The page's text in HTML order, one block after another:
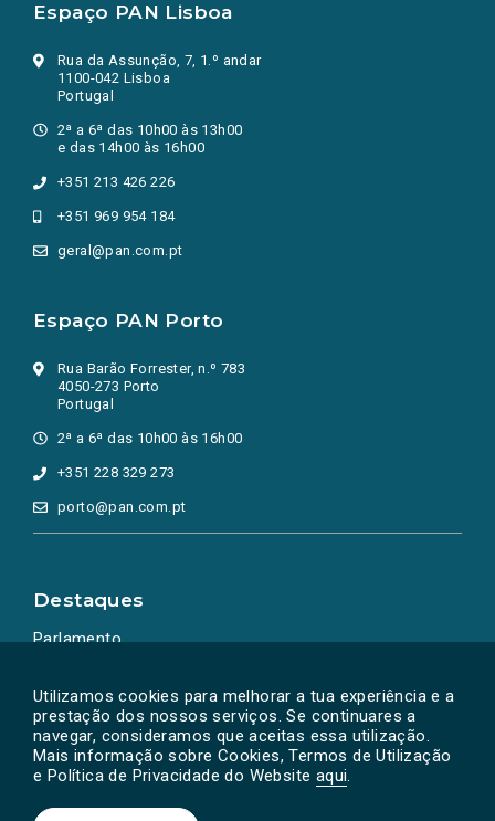
Utilizamos cookies para melhorar a tua experiência e a
prestação dos nossos serviços. Se continuares a
navegar, consideramos que aceitas essa utilização.
Mais informação sobre Cookies, Termos de Utilização
e Política de Privacidade do Website aqui.
Espaço PAN Lisboa
Rua da Assunção, 7, 1.º andar
1100-042 Lisboa
Portugal
2ª a 6ª das 10h00 às 13h00
e das 14h00 às 16h00
+351 213 426 226
+351 969 954 184
geral@pan.com.pt
Espaço PAN Porto
Rua Barão Forrester, n.º 783
4050-273 Porto
Portugal
2ª a 6ª das 10h00 às 16h00
+351 228 329 273
porto@pan.com.pt
Destaques
Parlamento